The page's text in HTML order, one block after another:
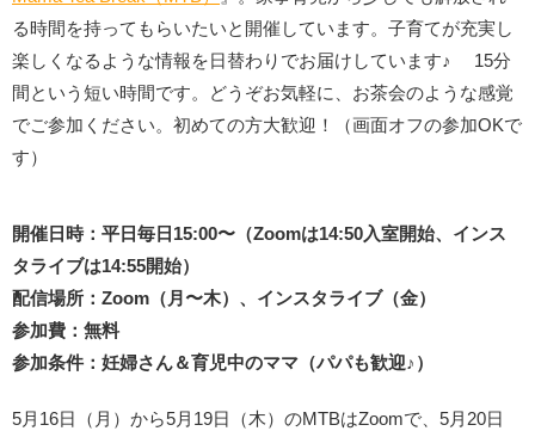
る時間を持ってもらいたいと開催しています。子育てが充実し
楽しくなるような情報を日替わりでお届けしています♪ 15分
間という短い時間です。どうぞお気軽に、お茶会のような感覚
でご参加ください。初めての方大歓迎！（画面オフの参加OKで
す）
開催日時：平日毎日15:00〜（Zoomは14:50入室開始、インス
タライブは14:55開始）
配信場所：Zoom（月〜木）、インスタライブ（金）
参加費：無料
参加条件：妊婦さん＆育児中のママ（パパも歓迎♪）
5月16日（月）から5月19日（木）のMTBはZoomで、5月20日